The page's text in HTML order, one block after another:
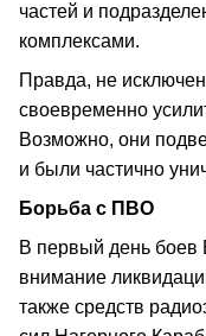
частей и
комплексами.
Правда, не
своевременно
Возможно, они
и были частично
Борьба с ПВО
В первый день боев
внимание
также средств